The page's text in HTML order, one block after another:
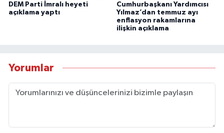
DEM Parti İmralı heyeti
açıklama yaptı
Cumhurbaşkanı Yardımcısı
Yılmaz’dan temmuz ayı
enflasyon rakamlarına
ilişkin açıklama
Yorumlar